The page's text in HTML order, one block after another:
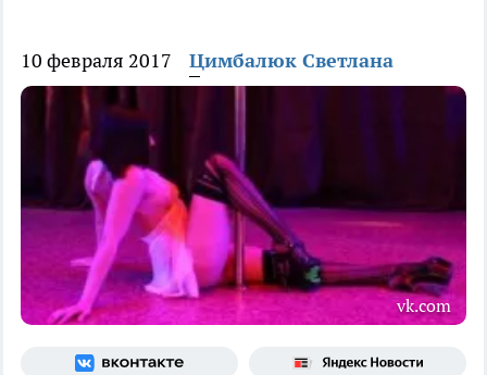
10 февраля 2017 Цимбалюк Светлана
vk.com